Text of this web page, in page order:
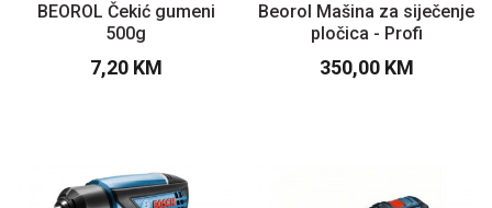
BEOROL Čekić gumeni
500g
7,20 KM
Beorol Mašina za siječenje
pločica - Profi
350,00 KM